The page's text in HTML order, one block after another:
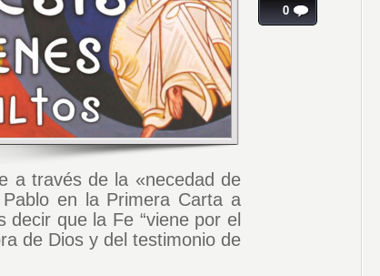
a través de la «necedad de
en la Primera Carta a
decir que la Fe “viene por el
de Dios y del testimonio de
0